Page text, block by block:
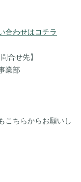
合わせはコチラ
合せ先】
業部
ちらからお願いし